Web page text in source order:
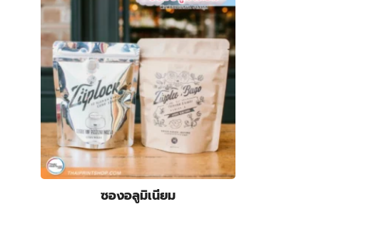
ซองอลูมิเนียม